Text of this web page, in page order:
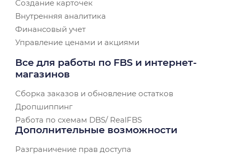
Создание карточек
Внутренняя аналитика
Финансовый учет
Управление ценами и акциями
Все для работы по FBS и интернет-
магазинов
Сборка заказов и обновление остатков
Дропшиппинг
Работа по схемам DBS/ RealFBS
Дополнительные возможности
Разграничение прав доступа